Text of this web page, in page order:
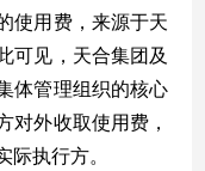
使用费，来源于天
可见，天合集团及
体管理组织的核心
对外收取使用费，
际执行方。